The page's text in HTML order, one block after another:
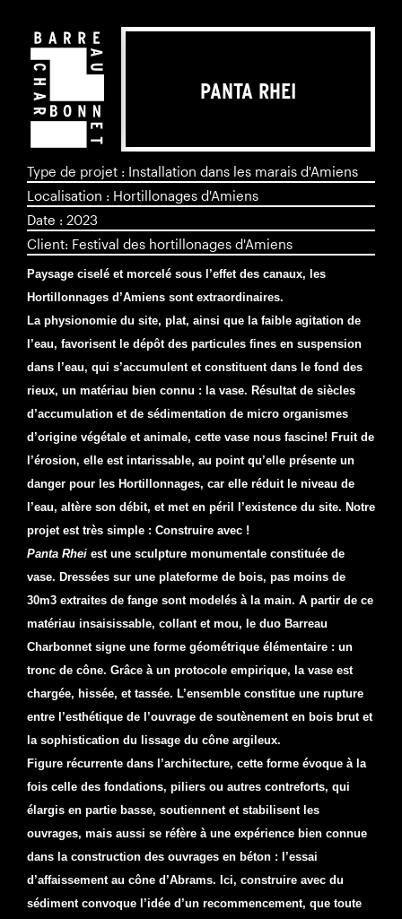
PANTA RHEI
Type de projet : Installation dans les marais d'Amiens
Localisation : Hortillonages d'Amiens
Date : 2023
Client: Festival des hortillonages d'Amiens
Paysage ciselé et morcelé sous l’effet des canaux, les
Hortillonnages d’Amiens sont extraordinaires.
La physionomie du site, plat, ainsi que la faible agitation de
l’eau, favorisent le dépôt des particules fines en suspension
dans l’eau, qui s’accumulent et constituent dans le fond des
rieux, un matériau bien connu : la vase. Résultat de siècles
d’accumulation et de sédimentation de micro organismes
d’origine végétale et animale, cette vase nous fascine! Fruit de
l’érosion, elle est intarissable, au point qu’elle présente un
danger pour les Hortillonnages, car elle réduit le niveau de
l’eau, altère son débit, et met en péril l’existence du site. Notre
projet est très simple : Construire avec !
Panta Rhei est une sculpture monumentale constituée de
vase. Dressées sur une plateforme de bois, pas moins de
30m3 extraites de fange sont modelés à la main. A partir de ce
matériau insaisissable, collant et mou, le duo Barreau
Charbonnet signe une forme géométrique élémentaire : un
tronc de cône. Grâce à un protocole empirique, la vase est
chargée, hissée, et tassée. L’ensemble constitue une rupture
entre l’esthétique de l’ouvrage de soutènement en bois brut et
la sophistication du lissage du cône argileux.
Figure récurrente dans l’architecture, cette forme évoque à la
fois celle des fondations, piliers ou autres contreforts, qui
élargis en partie basse, soutiennent et stabilisent les
ouvrages, mais aussi se réfère à une expérience bien connue
dans la construction des ouvrages en béton : l’essai
d’affaissement au cône d’Abrams. Ici, construire avec du
sédiment convoque l’idée d’un recommencement, que toute